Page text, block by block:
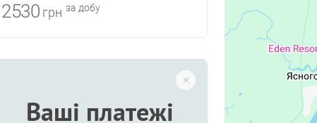
2530 грн за добу
Ваші платежі